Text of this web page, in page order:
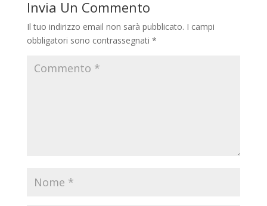
Invia Un Commento
Il tuo indirizzo email non sarà pubblicato. I campi
obbligatori sono contrassegnati *